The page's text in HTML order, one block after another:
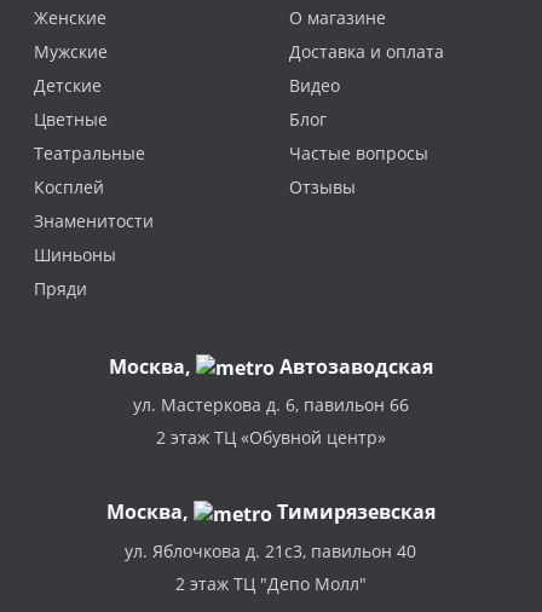
Женские
Мужские
Детские
Цветные
Театральные
Косплей
Знаменитости
Шиньоны
Пряди
О магазине
Доставка и оплата
Видео
Блог
Частые вопросы
Отзывы
Москва, Автозаводская
ул. Мастеркова д. 6, павильон 66
2 этаж ТЦ «Обувной центр»
Москва, Тимирязевская
ул. Яблочкова д. 21с3, павильон 40
2 этаж ТЦ "Депо Молл"